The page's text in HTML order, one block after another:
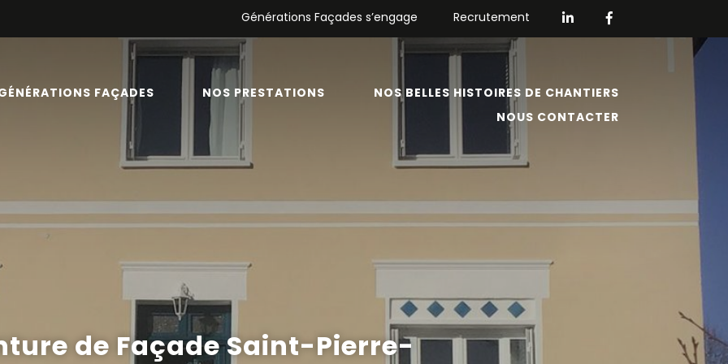
Générations Façades s’engage Recrutement
FAÇADES NOS PRESTATIONS
NOS BELLES HISTOIRES DE CHANTIERS
NOUS CONTACTER
de Façade Saint-Pierre-